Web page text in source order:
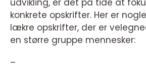
konkrete opskrifter. Her er
lækre opskrifter, der er
en større gruppe mennesker:
–